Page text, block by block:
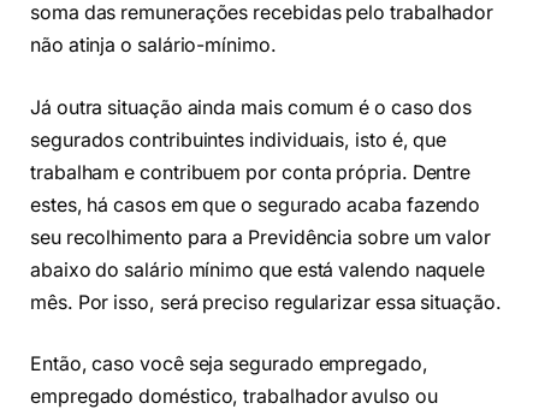
soma das remunerações recebidas pelo trabalhador
não atinja o salário-mínimo.
Já outra situação ainda mais comum é o caso dos
segurados contribuintes individuais, isto é, que
trabalham e contribuem por conta própria. Dentre
estes, há casos em que o segurado acaba fazendo
seu recolhimento para a Previdência sobre um valor
abaixo do salário mínimo que está valendo naquele
mês. Por isso, será preciso regularizar essa situação.
Então, caso você seja segurado empregado,
empregado doméstico, trabalhador avulso ou